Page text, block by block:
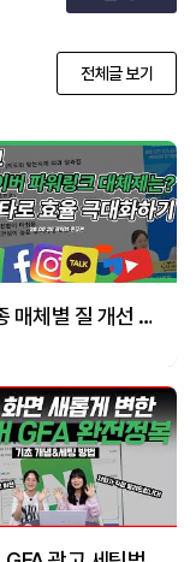
전체글 보기
DB업종 매체별 질 개선 하는 전략_네이버,구글,메타